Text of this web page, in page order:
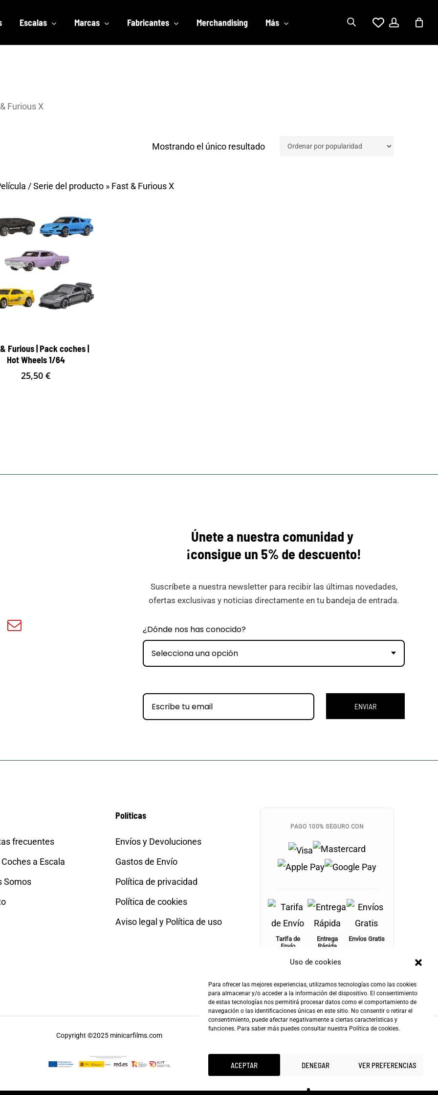
Uso de cookies
Para ofrecer las mejores experiencias, utilizamos tecnologías como las cookies
para almacenar y/o acceder a la información del dispositivo. El consentimiento
de estas tecnologías nos permitirá procesar datos como el comportamiento de
navegación o las identificaciones únicas en este sitio. No consentir o retirar el
consentimiento, puede afectar negativamente a ciertas características y
funciones. Para saber más puedes consultar nuestra Política de cookies.
ACEPTAR DENEGAR VER PREFERENCIAS
Escalas Marcas Fabricantes Merchandising Más account
Furious X
Mostrando el único resultado
/ Serie del producto » Fast & Furious X
Furious | Pack coches |
Hot Wheels 1/64
25,50€
Minicar
Únete a nuestra comunidad y
¡consigue un 5% de descuento!
Suscríbete a nuestra newsletter para recibir las últimas novedades,
ofertas exclusivas y noticias directamente en tu bandeja de entrada.
¿Dónde nos has conocido?
Selecciona una opción
ENVIAR
frecuentes
a Escala
Somos
Políticas
Envíos y Devoluciones
Gastos de Envío
Política de privacidad
Política de cookies
Aviso legal y Política de uso
PAGO 100% SEGURO CON
Tarifa de
Envío
4,90€
Entrega
Rápida
24-72h
Envíos Gratis
Copyright ©2025 minicarfilms.com